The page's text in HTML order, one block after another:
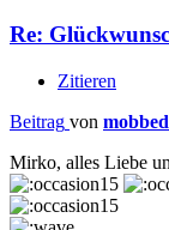
Re:
Zitieren
Beitrag von
Mirko, alles Liebe